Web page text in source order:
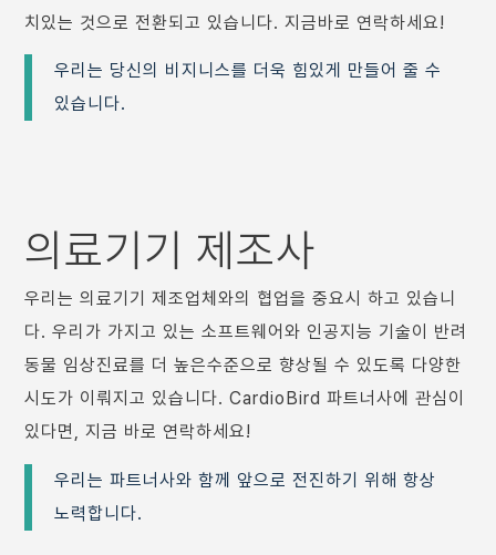
치있는 것으로 전환되고 있습니다. 지금바로 연락하세요!
우리는 당신의 비지니스를 더욱 힘있게 만들어 줄 수
있습니다.
의료기기 제조사
우리는 의료기기 제조업체와의 협업을 중요시 하고 있습니
다. 우리가 가지고 있는 소프트웨어와 인공지능 기술이 반려
동물 임상진료를 더 높은수준으로 향상될 수 있도록 다양한
시도가 이뤄지고 있습니다. CardioBird 파트너사에 관심이
있다면, 지금 바로 연락하세요!
우리는 파트너사와 함께 앞으로 전진하기 위해 항상
노력합니다.